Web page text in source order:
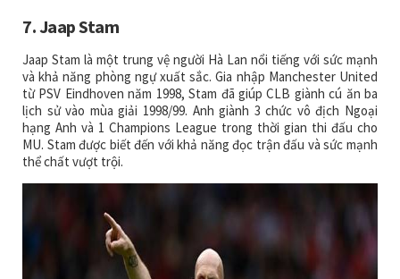
7. Jaap Stam
Jaap Stam là một trung vệ người Hà Lan nổi tiếng với sức mạnh
và khả năng phòng ngự xuất sắc. Gia nhập Manchester United
từ PSV Eindhoven năm 1998, Stam đã giúp CLB giành cú ăn ba
lịch sử vào mùa giải 1998/99. Anh giành 3 chức vô địch Ngoại
hạng Anh và 1 Champions League trong thời gian thi đấu cho
MU. Stam được biết đến với khả năng đọc trận đấu và sức mạnh
thể chất vượt trội.